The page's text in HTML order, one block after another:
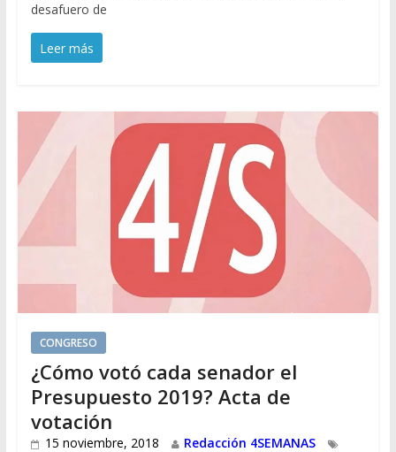
desafuero de
Leer más
CONGRESO
¿Cómo votó cada senador el
Presupuesto 2019? Acta de
votación
15 noviembre, 2018
Redacción 4SEMANAS